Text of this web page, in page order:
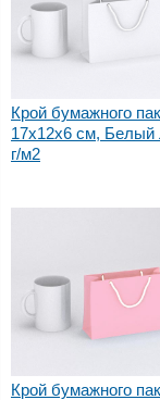
Крой бумажного
17х12x6 см, Белый
г/м2
Крой бумажного